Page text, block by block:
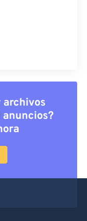
archivos